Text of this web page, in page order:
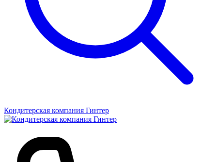
Кондитерская компания Гинтер